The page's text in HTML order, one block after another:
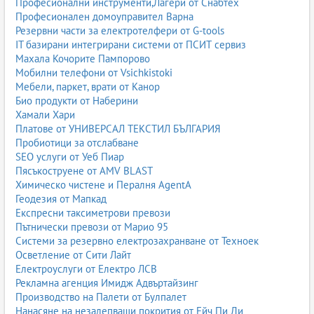
Професионален домоуправител Варна
Резервни части за електротелфери от G-tools
IT базирани интегрирани системи от ПСИТ сервиз
Махала Кочорите Пампорово
Мобилни телефони от Vsichkistoki
Мебели, паркет, врати от Канор
Био продукти от Наберини
Хамали Хари
Платове от УНИВЕРСАЛ ТЕКСТИЛ БЪЛГАРИЯ
Пробиотици за отслабване
SEO услуги от Уеб Пиар
Пясъкоструене от AMV BLAST
Химическо чистене и Пералня AgentA
Геодезия от Мапкад
Експресни таксиметрови превози
Пътнически превози от Марио 95
Системи за резервно електрозахранване от Техноек
Осветление от Сити Лайт
Електроуслуги от Електро ЛСВ
Рекламна агенция Имидж Адвъртайзинг
Производство на Палети от Булпалет
Нанасяне на незалепващи покрития от Ейч Пи Ди